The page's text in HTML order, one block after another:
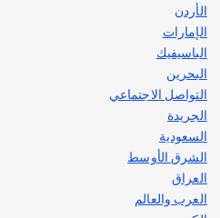
الأردن
الإمارات
الباسيفيك
البحرين
التواصل الاجتماعي
الجريدة
السعودية
الشرق الأوسط
العراق
العرب والعالم